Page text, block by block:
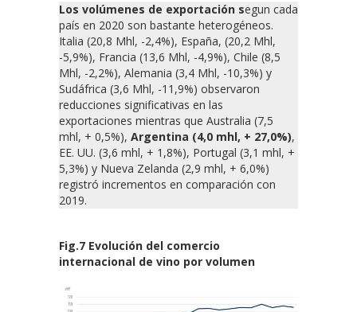
Los volúmenes de exportación segun cada
país en 2020 son bastante heterogéneos.
Italia (20,8 Mhl, -2,4%), España, (20,2 Mhl,
-5,9%), Francia (13,6 Mhl, -4,9%), Chile (8,5
Mhl, -2,2%), Alemania (3,4 Mhl, -10,3%) y
Sudáfrica (3,6 Mhl, -11,9%) observaron
reducciones significativas en las
exportaciones mientras que Australia (7,5
mhl, + 0,5%), Argentina (4,0 mhl, + 27,0%),
EE. UU. (3,6 mhl, + 1,8%), Portugal (3,1 mhl, +
5,3%) y Nueva Zelanda (2,9 mhl, + 6,0%)
registró incrementos en comparación con
2019.
Fig.7 Evolución del comercio
internacional de vino por volumen